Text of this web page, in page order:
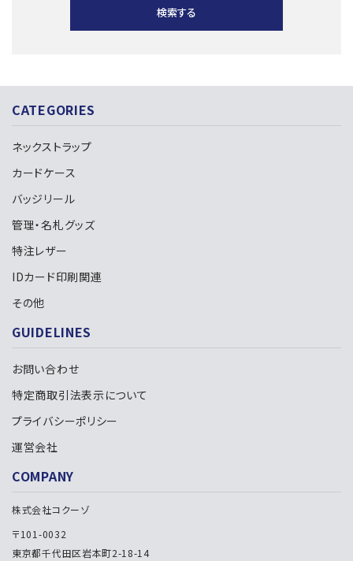
検索する
キーワード
カテゴリー
CATEGORIES
ネックストラップ
カードケース
バッジリール
管理・名札グッズ
特注レザー
IDカード印刷関連
その他
GUIDELINES
お問い合わせ
特定商取引法表示について
プライバシーポリシー
運営会社
COMPANY
株式会社コクーゾ
〒101-0032
東京都千代田区岩本町2-18-14